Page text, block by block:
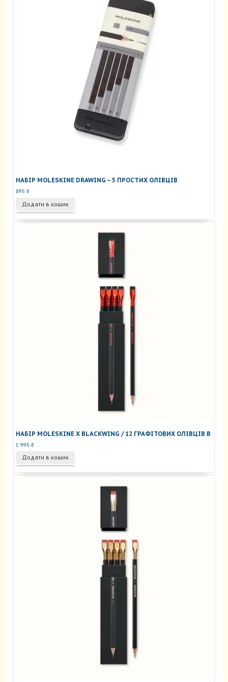
НАБІР MOLESKINE DRAWING – 5 ПРОСТИХ ОЛІВЦІВ
895 ₴
Додати в кошик
НАБІР MOLESKINE X BLACKWING / 12 ГРАФІТОВИХ ОЛІВЦІВ B
1 995 ₴
Додати в кошик